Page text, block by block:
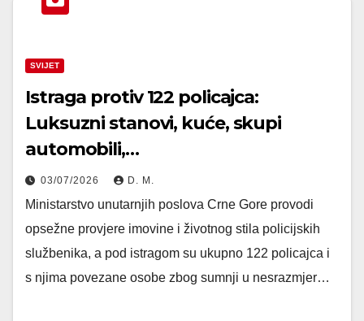
SVIJET
Istraga protiv 122 policajca:
Luksuzni stanovi, kuće, skupi
automobili,…
03/07/2026 D. M.
Ministarstvo unutarnjih poslova Crne Gore provodi
opsežne provjere imovine i životnog stila policijskih
službenika, a pod istragom su ukupno 122 policajca i
s njima povezane osobe zbog sumnji u nesrazmjer…